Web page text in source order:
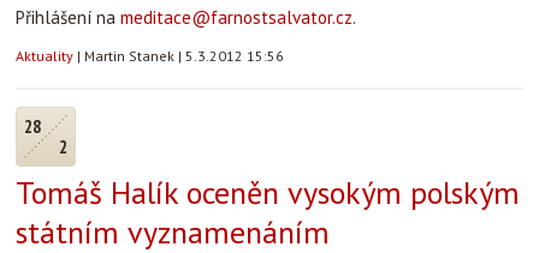
Přihlášení na meditace@farnostsalvator.cz.
Aktuality | Martin Stanek | 5.3.2012 15:56
28
2
Tomáš Halík oceněn vysokým polským
státním vyznamenáním